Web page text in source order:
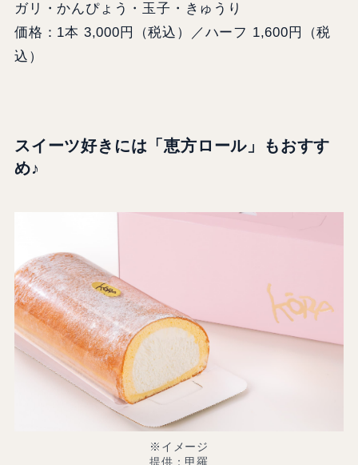
ガリ・かんぴょう・玉子・きゅうり
価格：1本 3,000円（税込）／ハーフ 1,600円（税
込）
スイーツ好きには「恵方ロール」もおすす
め♪
※イメージ
提供：甲羅